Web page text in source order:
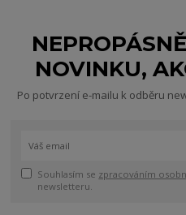
NOVINKU,
Po potvrzení e-mailu k odběru
Souhlasím se zpracováním
newsletteru.